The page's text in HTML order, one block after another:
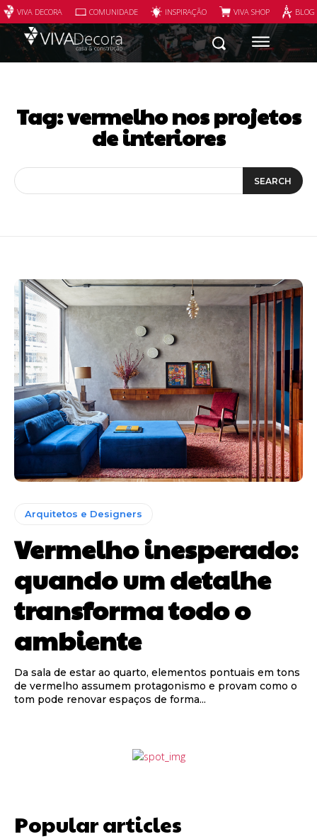
VIVA DECORA COMUNIDADE INSPIRAÇÃO VIVA SHOP
Tag:vermelho nos projetos
de interiores
SEARCH
Arquitetos e Designers
Vermelho inesperado:
quando um detalhe
transforma todo o
ambiente
Da sala de estar ao quarto, elementos pontuais em tons
de vermelho assumem protagonismo e provam como o
tom pode renovar espaços de forma...
Popular articles